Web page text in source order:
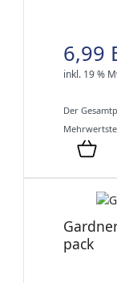
6,99
inkl. 19 %
Der
pack